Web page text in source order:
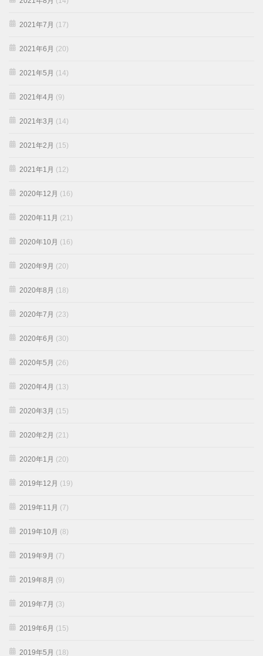
2021年7月 (17)
2021年6月 (20)
2021年5月 (14)
2021年4月 (9)
2021年3月 (14)
2021年2月 (15)
2021年1月 (12)
2020年12月 (16)
2020年11月 (21)
2020年10月 (16)
2020年9月 (20)
2020年8月 (18)
2020年7月 (23)
2020年6月 (30)
2020年5月 (26)
2020年4月 (13)
2020年3月 (15)
2020年2月 (21)
2020年1月 (20)
2019年12月 (19)
2019年11月 (7)
2019年10月 (8)
2019年9月 (7)
2019年8月 (9)
2019年7月 (3)
2019年6月 (15)
2019年5月 (18)